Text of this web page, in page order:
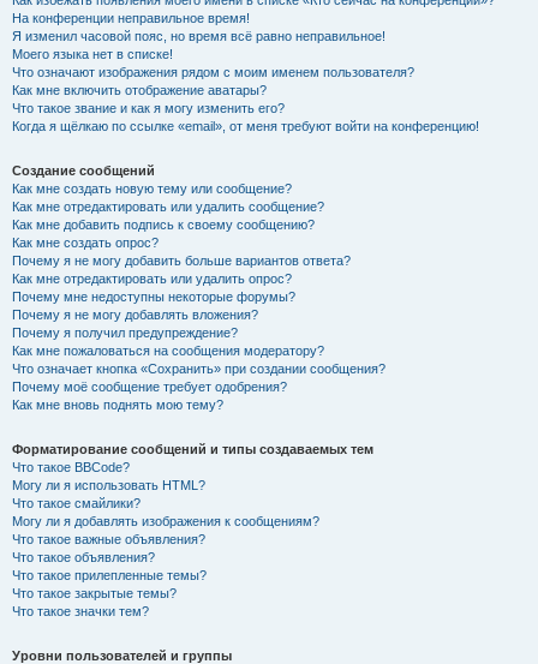
На конференции неправильное время!
Я изменил часовой пояс, но время всё равно неправильное!
Моего языка нет в списке!
Что означают изображения рядом с моим именем пользователя?
Как мне включить отображение аватары?
Что такое звание и как я могу изменить его?
Когда я щёлкаю по ссылке «email», от меня требуют войти на конференцию!
Создание сообщений
Как мне создать новую тему или сообщение?
Как мне отредактировать или удалить сообщение?
Как мне добавить подпись к своему сообщению?
Как мне создать опрос?
Почему я не могу добавить больше вариантов ответа?
Как мне отредактировать или удалить опрос?
Почему мне недоступны некоторые форумы?
Почему я не могу добавлять вложения?
Почему я получил предупреждение?
Как мне пожаловаться на сообщения модератору?
Что означает кнопка «Сохранить» при создании сообщения?
Почему моё сообщение требует одобрения?
Как мне вновь поднять мою тему?
Форматирование сообщений и типы создаваемых тем
Что такое BBCode?
Могу ли я использовать HTML?
Что такое смайлики?
Могу ли я добавлять изображения к сообщениям?
Что такое важные объявления?
Что такое объявления?
Что такое прилепленные темы?
Что такое закрытые темы?
Что такое значки тем?
Уровни пользователей и группы